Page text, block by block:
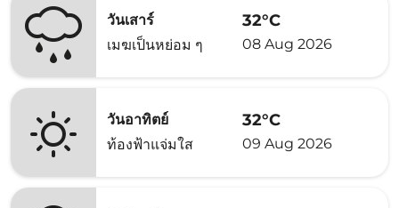
วันเสาร์
เมฆเป็นหย่อม ๆ
32°C
08 Aug 2026
วันอาทิตย์
ท้องฟ้าแจ่มใส
32°C
09 Aug 2026